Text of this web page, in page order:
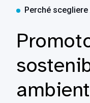
Perché scegliere